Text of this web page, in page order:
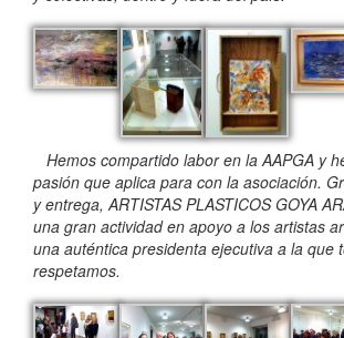
Hemos compartido labor en la AAPGA y
pasión que aplica para con la asociación.
y entrega, ARTISTAS PLASTICOS GOYA
una gran actividad en apoyo a los artistas
una auténtica presidenta ejecutiva a la que
respetamos.